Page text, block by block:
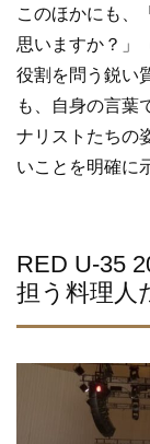
このほかにも、
思いますか？」
役割を問う鋭い
も、自身の言葉
ナリストたちの
いことを明確に
RED U-35
担う料理人